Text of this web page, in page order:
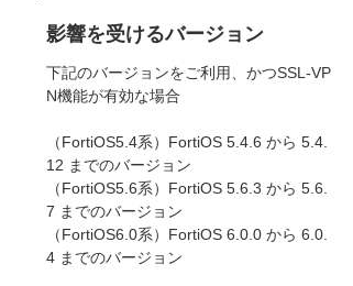
影響を受けるバージョン
下記のバージョンをご利用、かつSSL-VP
N機能が有効な場合
（FortiOS5.4系）FortiOS 5.4.6 から 5.4.
12 までのバージョン
（FortiOS5.6系）FortiOS 5.6.3 から 5.6.
7 までのバージョン
（FortiOS6.0系）FortiOS 6.0.0 から 6.0.
4 までのバージョン